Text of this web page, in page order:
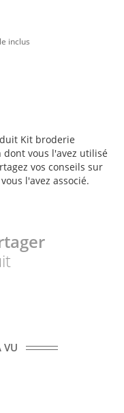
inclus
Kit broderie
vous l'avez utilisé
vos conseils sur
l'avez associé.
VU